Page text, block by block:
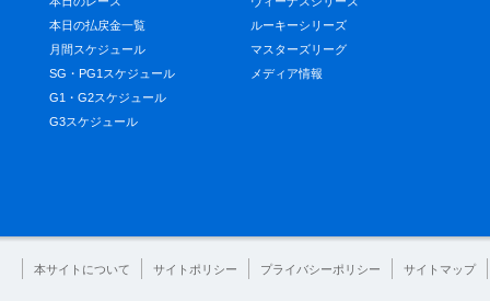
本日の払戻金一覧
月間スケジュール
SG・PG1スケジュール
G1・G2スケジュール
G3スケジュール
ルーキーシリーズ
マスターズリーグ
メディア情報
本サイトについて サイトポリシー プライバシーポリシー サイトマップ